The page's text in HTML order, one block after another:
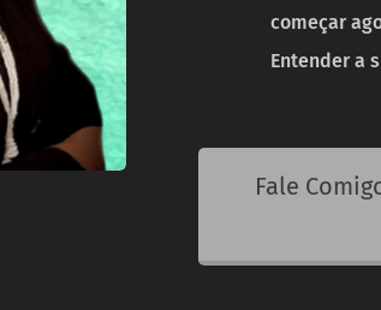
começar
Entender a
Fale